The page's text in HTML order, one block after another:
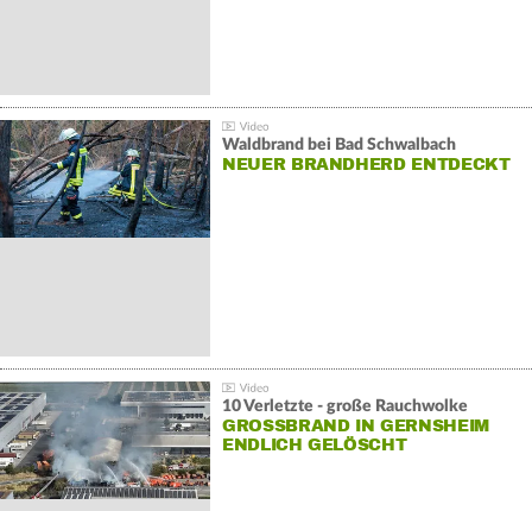
Waldbrand bei Bad Schwalbach
NEUER BRANDHERD ENTDECKT
10 Verletzte - große Rauchwolke
GROSSBRAND IN GERNSHEIM E
NDLICH GELÖSCHT